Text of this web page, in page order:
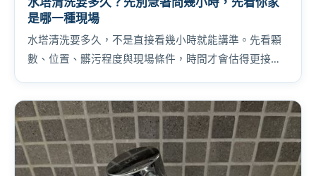
是哪一種現場
水塔清洗要多久，不是直接看幾小時就能講準。先看顆
數、位置、髒污程度與現場條件，時間才會估得更接近